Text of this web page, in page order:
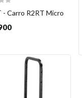
- Carro R2RT Micro